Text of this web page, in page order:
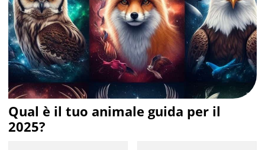
Qual è il tuo animale guida per il
2025?